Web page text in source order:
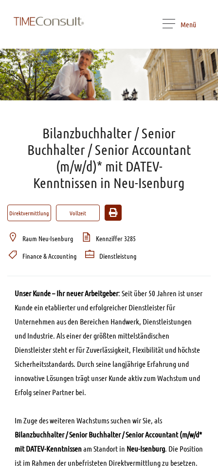
Menü
Bilanzbuchhalter / Senior
Buchhalter / Senior Accountant
(m/w/d)* mit DATEV-
Kenntnissen in Neu-Isenburg
Direktvermittlung Vollzeit
Raum Neu-Isenburg
Kennziffer 3285
Finance & Accounting
Dienstleistung
Unser Kunde – Ihr neuer Arbeitgeber: Seit über 50 Jahren ist unser
Kunde ein etablierter und erfolgreicher Dienstleister für
Unternehmen aus den Bereichen Handwerk, Dienstleistungen
und Industrie. Als einer der größten mittelständischen
Dienstleister steht er für Zuverlässigkeit, Flexibilität und höchste
Sicherheitsstandards. Durch seine langjährige Erfahrung und
innovative Lösungen trägt unser Kunde aktiv zum Wachstum und
Erfolg seiner Partner bei.
Im Zuge des weiteren Wachstums suchen wir Sie, als
Bilanzbuchhalter / Senior Buchhalter / Senior Accountant (m/w/d*
mit DATEV-Kenntnissenam Standort in Neu-Isenburg. Die Position
ist im Rahmen der unbefristeten Direktvermittlung zu besetzen.